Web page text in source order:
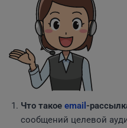
Что такое email -
сообщений целевой